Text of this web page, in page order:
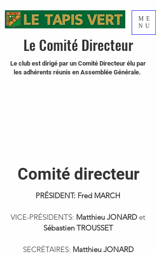
ME
NU
Le Comité Directeur
Le club est dirigé par un Comité Directeur élu par
les adhérents réunis en Assemblée Générale.
Comité directeur
PRÉSIDENT: Fred MARCH
VICE-PRÉSIDENTS: Matthieu JONARD et
Sébastien TROUSSET
SECRÉTAIRES: Matthieu JONARD